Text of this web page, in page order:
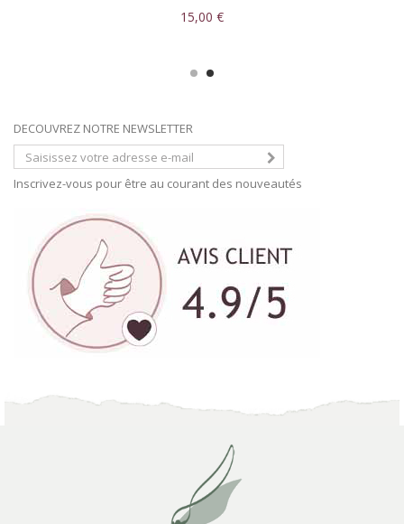
15,00 €
DECOUVREZ NOTRE NEWSLETTER
Inscrivez-vous pour être au courant des nouveautés